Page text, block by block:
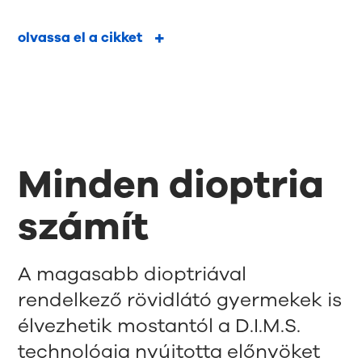
olvassa el a cikket
Minden dioptria
számít
A magasabb dioptriával
rendelkező rövidlátó gyermekek is
élvezhetik mostantól a D.I.M.S.
technológia nyújtotta előnyöket